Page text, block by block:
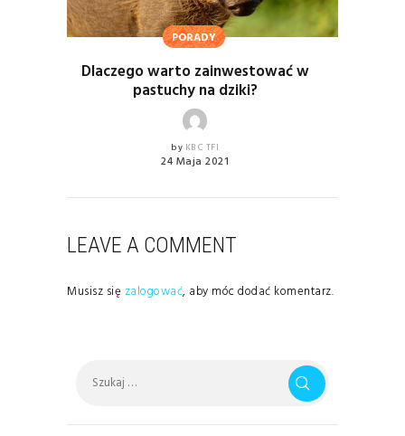
PORADY
Dlaczego warto zainwestować w
pastuchy na dziki?
by KBC TFI
24 Maja 2021
LEAVE A COMMENT
Musisz się zalogować, aby móc dodać komentarz.